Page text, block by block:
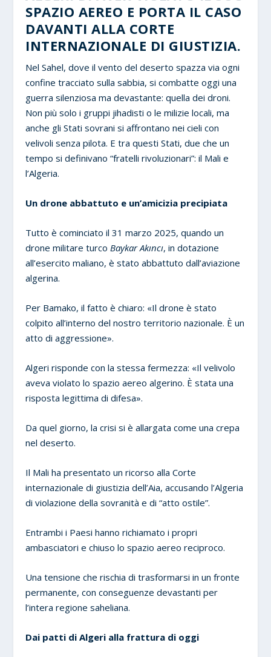
SPAZIO AEREO E PORTA IL CASO
DAVANTI ALLA CORTE
INTERNAZIONALE DI GIUSTIZIA.
Nel Sahel, dove il vento del deserto spazza via ogni
confine tracciato sulla sabbia, si combatte oggi una
guerra silenziosa ma devastante: quella dei droni.
Non più solo i gruppi jihadisti o le milizie locali, ma
anche gli Stati sovrani si affrontano nei cieli con
velivoli senza pilota. E tra questi Stati, due che un
tempo si definivano “fratelli rivoluzionari”: il Mali e
l’Algeria.
Un drone abbattuto e un’amicizia precipiata
Tutto è cominciato il 31 marzo 2025, quando un
drone militare turco Baykar Akıncı, in dotazione
all’esercito maliano, è stato abbattuto dall’aviazione
algerina.
Per Bamako, il fatto è chiaro: «Il drone è stato
colpito all’interno del nostro territorio nazionale. È un
atto di aggressione».
Algeri risponde con la stessa fermezza: «Il velivolo
aveva violato lo spazio aereo algerino. È stata una
risposta legittima di difesa».
Da quel giorno, la crisi si è allargata come una crepa
nel deserto.
Il Mali ha presentato un ricorso alla Corte
internazionale di giustizia dell’Aia, accusando l’Algeria
di violazione della sovranità e di “atto ostile”.
Entrambi i Paesi hanno richiamato i propri
ambasciatori e chiuso lo spazio aereo reciproco.
Una tensione che rischia di trasformarsi in un fronte
permanente, con conseguenze devastanti per
l’intera regione saheliana.
Dai patti di Algeri alla frattura di oggi